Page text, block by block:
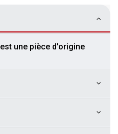
est une pièce d'origine